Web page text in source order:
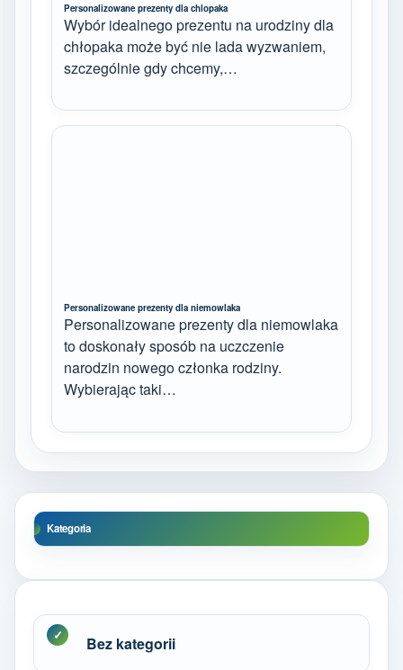
Personalizowane prezenty dla chlopaka
Wybór idealnego prezentu na urodziny dla
chłopaka może być nie lada wyzwaniem,
szczególnie gdy chcemy,…
Personalizowane prezenty dla niemowlaka
Personalizowane prezenty dla niemowlaka
to doskonały sposób na uczczenie
narodzin nowego członka rodziny.
Wybierając taki…
Kategoria
Bez kategorii